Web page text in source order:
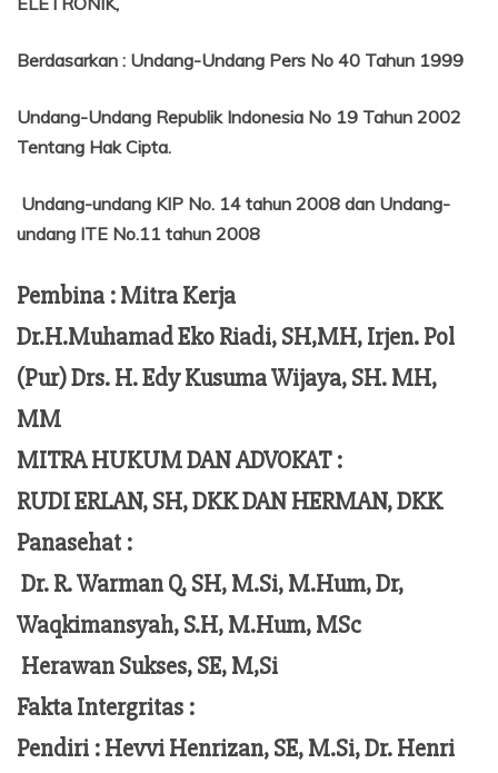
Berdasarkan : Undang-Undang Pers No 40 Tahun 1999
Undang-Undang Republik Indonesia No 19 Tahun 2002
Tentang Hak Cipta.
Undang-undang KIP No. 14 tahun 2008 dan Undang-
undang ITE No.11 tahun 2008
Pembina : Mitra Kerja
Dr.H.Muhamad Eko Riadi, SH,MH, Irjen. Pol
(Pur) Drs. H. Edy Kusuma Wijaya, SH. MH,
MM
MITRA HUKUM DAN ADVOKAT :
RUDI ERLAN, SH, DKK DAN HERMAN, DKK
Panasehat :
Dr. R. Warman Q, SH, M.Si, M.Hum,Dr,
Waqkimansyah, S.H, M.Hum, MSc
Herawan Sukses, SE, M,Si
Fakta Intergritas :
Pendiri :Hevvi Henrizan, SE, M.Si, Dr. Henri